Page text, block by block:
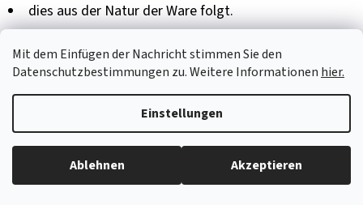
Mit dem Einfügen der Nachricht stimmen Sie den
Datenschutzbestimmungen zu. Weitere Informationen hier.
Einstellungen
Ablehnen Akzeptieren
dies aus der Natur der Ware folgt.
7.4 RECHTE DES KÄUFERS AUS
MANGELHAFTER LEISTUNG –
RANGFOLGE DER ANSPRÜCHE
Ist die Ware mangelhaft, kann der Käufer die Beseitigung
des Mangels verlangen. Nach seiner Wahl kann der Käufer